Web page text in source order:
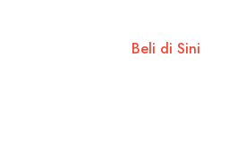
Beli di Sini